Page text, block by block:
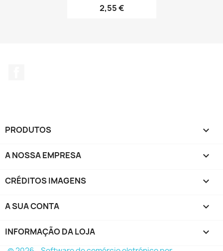
2,55 €
PRODUTOS 
A NOSSA EMPRESA 
CRÉDITOS IMAGENS 
A SUA CONTA 
INFORMAÇÃO DA LOJA keyboard_arrow_down